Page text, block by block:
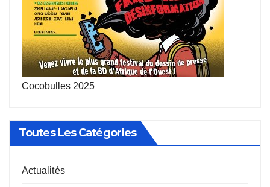
Cocobulles 2025
Toutes Les Catégories
Actualités